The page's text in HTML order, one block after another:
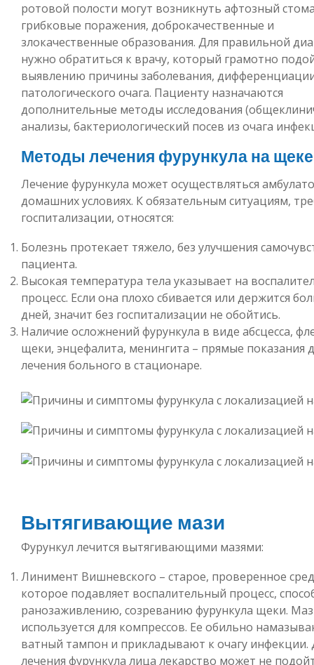
ротовой полости могут возникнуть афтозный
грибковые поражения, доброкачественные и
злокачественные образования. Для правильной
нужно обратиться к врачу, который грамотно
выявлению причины заболевания,
патологического очага. Пациенту назначаются
дополнительные методы исследования
анализы, бактериологический посев из очага
Методы лечения фурункула на щеке
Лечение фурункула может осуществляться
домашних условиях. К обязательным ситуациям,
госпитализации, относятся:
Болезнь протекает тяжело, без улучшения
пациента.
Высокая температура тела указывает на
процесс. Если она плохо сбивается или держится
дней, значит без госпитализации не обойтись.
Наличие осложнений фурункула в виде абсцесса,
щеки, энцефалита, менингита – прямые показания
лечения больного в стационаре.
Вытягивающие мази
Фурункул лечится вытягивающими мазями:
Линимент Вишневского – старое, проверенное
которое подавляет воспалительный процесс,
ранозаживлению, созреванию фурункула щеки.
используется для компрессов. Ее обильно
ватный тампон и прикладывают к очагу инфекции.
лечения фурункула лица лекарство может не